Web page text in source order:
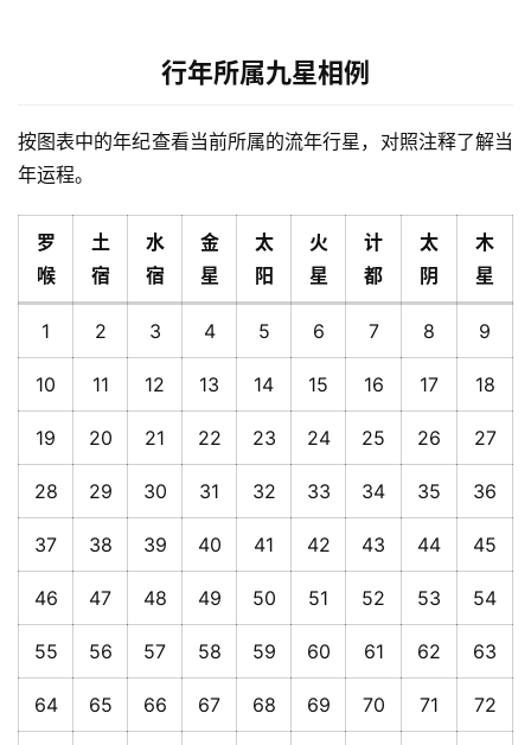
行年所属九星相例
按图表中的年纪查看当前所属的流年行星，对照注释了解当
年运程。
罗
喉
土
宿
水
宿
金
星
太
阳
火
星
计
都
太
阴
木
星
1 2 3 4 5 6 7 8 9
10 11 12 13 14 15 16 17 18
19 20 21 22 23 24 25 26 27
28 29 30 31 32 33 34 35 36
37 38 39 40 41 42 43 44 45
46 47 48 49 50 51 52 53 54
55 56 57 58 59 60 61 62 63
64 65 66 67 68 69 70 71 72